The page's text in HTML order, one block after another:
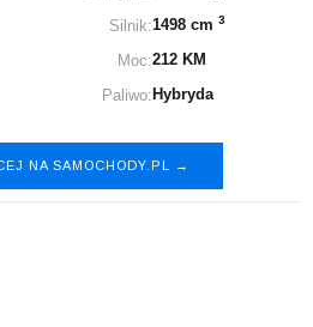
Silnik:
Moc:
Paliwo:
1498 cm3
212 KM
Hybryda
NA SAMOCHODY.PL →